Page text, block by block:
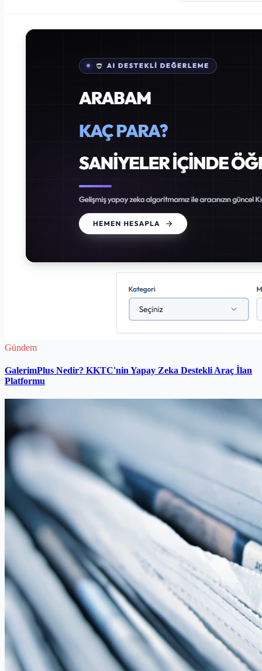
Gündem
GalerimPlus Nedir? KKTC'nin Yapay Zeka Destekli Araç İlan
Platformu